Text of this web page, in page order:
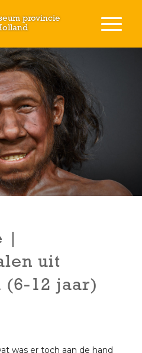
provincie
|
uit
12 jaar)
was er toch aan de hand